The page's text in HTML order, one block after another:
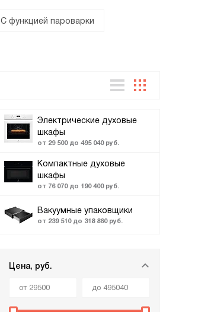
С функцией пароварки
Электрические духовые
шкафы
от 29 500 до 495 040 руб.
Компактные духовые
шкафы
от 76 070 до 190 400 руб.
Вакуумные упаковщики
от 239 510 до 318 860 руб.
Цена, руб.